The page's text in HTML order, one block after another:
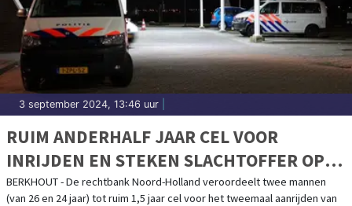
3 september 2024, 13:46 uur
RUIM ANDERHALF JAAR CEL VOOR
INRIJDEN EN STEKEN SLACHTOFFER OP
TANKSTATION BERKHOUT
BERKHOUT - De rechtbank Noord-Holland veroordeelt twee mannen
(van 26 en 24 jaar) tot ruim 1,5 jaar cel voor het tweemaal aanrijden van